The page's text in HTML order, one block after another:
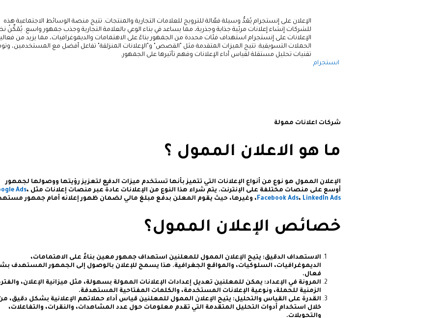
انستجرام
الإعلان على إنستجرام يُعَدُّ وسيلة فعّالة للترويج للعلامات التجارية والمنتجات. تتيح منصة الوسائط الاجتماعية هذه
للشركات إنشاء إعلانات مرئية جذابة وجذرية، مما يساعد في بناء الوعي بالعلامة التجارية وجذب جمهور واسع. يُمَكِّنُ
الإعلانات على إنستجرام استهداف فئات محددة من الجمهور بناءً على الاهتمامات والديموغرافيات، مما يزيد من
الحملات التسويقية. تتيح الميزات المتقدمة مثل "القصص" و"الإعلانات المنزلقة" تفاعل أفضل مع المستخدمين،
تقنيات تحليل مستقلة لقياس أداء الإعلانات وفهم تأثيرها على الجمهور.
شركات اعلانات ممولة
ما هو الاعلان الممول ؟
الإعلان الممول هو نوع من أنواع الإعلانات التي تتميز بأنها تستخدم ميزات الدفع لتعزيز رؤيتها ووصولها لجمهور
أوسع على منصات مختلفة على الإنترنت. يتم شراء هذا النوع من الإعلانات عادةً عبر منصات إعلانات مثل
Ads،
Facebook Ads، LinkedIn Ads ، وغيرها، حيث يقوم المعلن بدفع مبلغ مالي لضمان ظهور إعلانه أمام جمهور
خصائص الإعلان الممول؟
الاستهداف الدقيق: يتيح الإعلان الممول للمعلنين استهداف جمهور معين بناءً على الاهتمامات،
الديموغرافيات، السلوكيات، والمواقع الجغرافية. هذا يسمح للإعلان بالوصول إلى الجمهور المستهدف
فعال.
المرونة في الإعداد: يمكن للمعلنين تعديل إعدادات الإعلانات الممولة بسهولة، مثل ميزانية الإعلان،
الزمنية للحملة، ونوعية الإعلانات المستخدمة، والكلمات المفتاحية المستهدفة.
القدرة على القياس والتحليل: يتيح الإعلان الممول للمعلنين قياس أداء حملاتهم الإعلانية بشكل دقيق،
خلال استخدام أدوات التحليل المتقدمة التي تقدم معلومات حول عدد المشاهدات، والنقرات، والتفاعلات،
والتحويلات.